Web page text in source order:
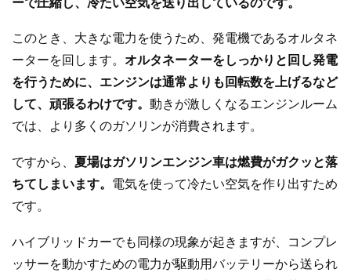
このとき、大きな電力を使うため、発電機であるオルタネ
ーターを回します。 オルタネーターをしっかりと回し発電
を行うために、エンジンは通常よりも回転数を上げるなど
して、頑張るわけです。 動きが激しくなるエンジンルーム
では、より多くのガソリンが消費されます。
ですから、 夏場はガソリンエンジン車は燃費がガクッと落
ちてしまいます。 電気を使って冷たい空気を作り出すため
です。
ハイブリッドカーでも同様の現象が起きますが、コンプレ
ッサーを動かすための電力が駆動用バッテリーから送られ